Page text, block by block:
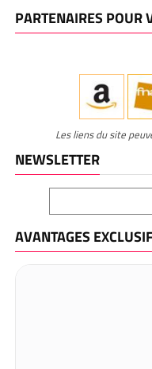
PARTENAIRES POUR
Les liens du site
NEWSLETTER
AVANTAGES